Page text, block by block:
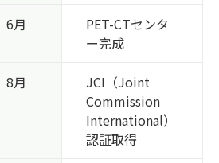
6月
PET-CTセンタ
ー完成
8月
JCI（Joint
Commission
International）
認証取得